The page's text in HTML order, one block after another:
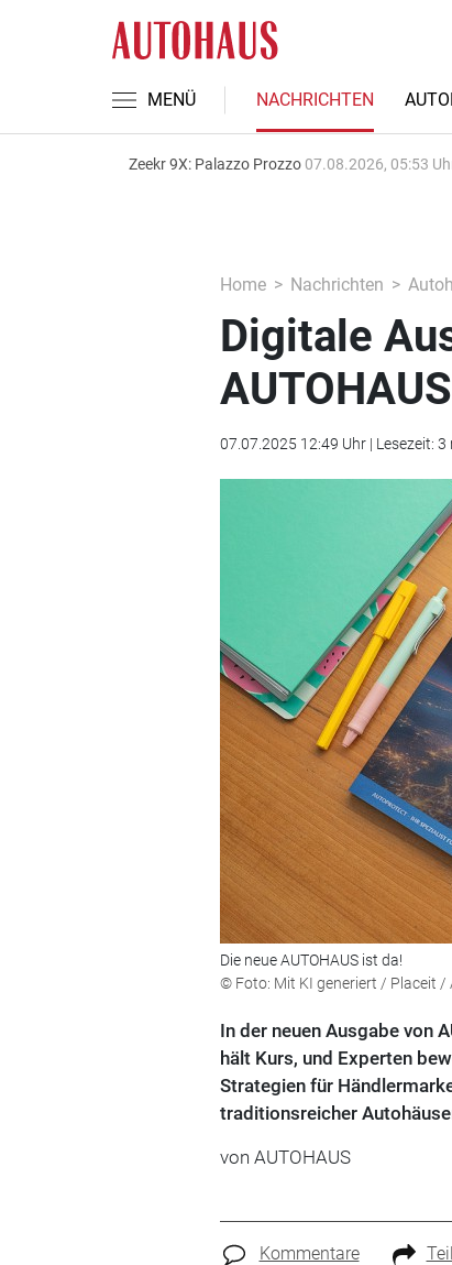
MENÜ NACHRICHTEN
Zeekr 9X: Palazzo Prozzo 07.08.2026, 05:53
Home Nachrichten
Digitale
07.07.2025 12:49 Uhr | Lesezeit: 3
Die neue AUTOHAUS ist da!
© Foto: Mit KI generiert / Placeit /
In der neuen Ausgabe von
hält Kurs, und Experten
Strategien für
traditionsreicher
von AUTOHAUS
Kommentare